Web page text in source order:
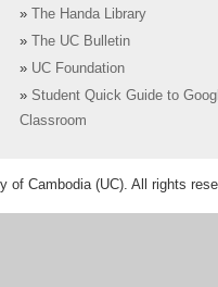
»
The Handa Library
»
The UC Bulletin
» UC Foundation
» Student Quick Guide to
Classroom
of Cambodia (UC). All rights